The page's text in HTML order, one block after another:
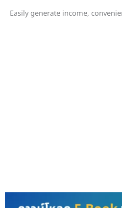
Easily generate income,